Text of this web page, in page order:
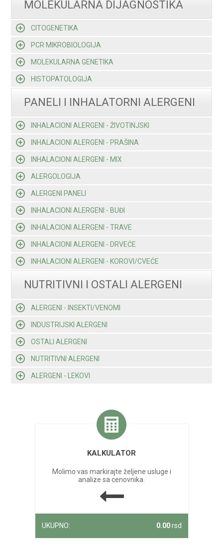
MOLEKULARNA DIJAGNOSTIKA
CITOGENETIKA
PCR MIKROBIOLOGIJA
MOLEKULARNA GENETIKA
HISTOPATOLOGIJA
PANELI I INHALATORNI ALERGENI
INHALACIONI ALERGENI - ŽIVOTINJSKI
INHALACIONI ALERGENI - PRAŠINA
INHALACIONI ALERGENI - MIX
ALERGOLOGIJA
ALERGENI PANELI
INHALACIONI ALERGENI - BUĐI
INHALACIONI ALERGENI - TRAVE
INHALACIONI ALERGENI - DRVEĆE
INHALACIONI ALERGENI - KOROVI/CVEĆE
NUTRITIVNI I OSTALI ALERGENI
ALERGENI - INSEKTI/VENOMI
INDUSTRIJSKI ALERGENI
OSTALI ALERGENI
NUTRITIVNI ALERGENI
ALERGENI - LEKOVI
KALKULATOR
Molimo vas markirajte željene usluge i
analize sa cenovnika.
UKUPNO: 0.00rsd